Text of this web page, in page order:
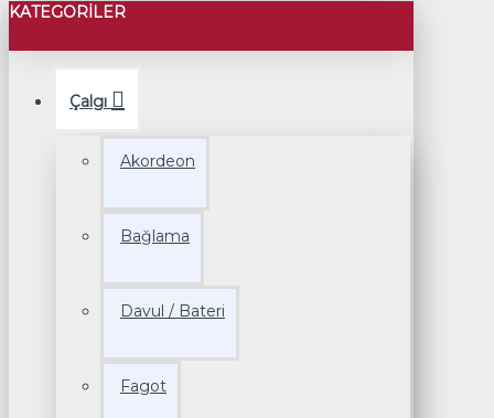
KATEGORILER
Çalgı
Akordeon
Bağlama
Davul / Bateri
Fagot